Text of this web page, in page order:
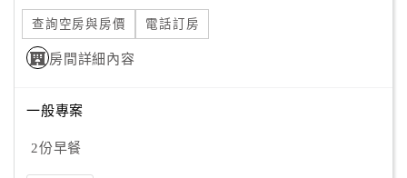
品
宣
傳
查詢空房與房價 電話訂房
房間詳細內容
一般專案
2份早餐